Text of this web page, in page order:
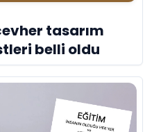
tasarım
belli oldu